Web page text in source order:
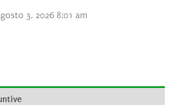
3, 2026 8:01 am